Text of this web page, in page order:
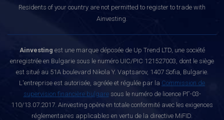
Residents of your country are not permitted to register to trade with
Ainvesting.
Ainvesting est une marque déposée de Up Trend LTD, une société
enregistrée en Bulgarie sous le numéro UIC/PIC 121527003, dont le siège
est situé au 51A boulevard Nikola Y. Vaptsarov, 1407 Sofia, Bulgarie.
L'entreprise est autorisée, agréée et régulée par la Commission de
supervision financière bulgaresous le numéro de licence РГ-03-
110/13.07.2017. Ainvesting opère en totale conformité avec les exigences
réglementaires applicables en vertu de la directive MiFID.